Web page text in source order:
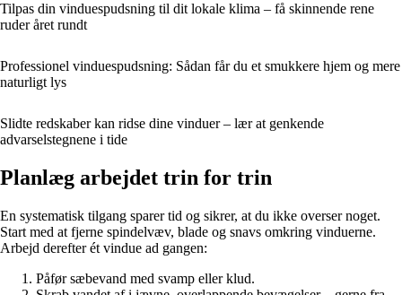
Tilpas din vinduespudsning til dit lokale klima – få skinnende rene
ruder året rundt
Professionel vinduespudsning: Sådan får du et smukkere hjem og mere
naturligt lys
Slidte redskaber kan ridse dine vinduer – lær at genkende
advarselstegnene i tide
Planlæg arbejdet trin for trin
En systematisk tilgang sparer tid og sikrer, at du ikke overser noget.
Start med at fjerne spindelvæv, blade og snavs omkring vinduerne.
Arbejd derefter ét vindue ad gangen:
Påfør sæbevand med svamp eller klud.